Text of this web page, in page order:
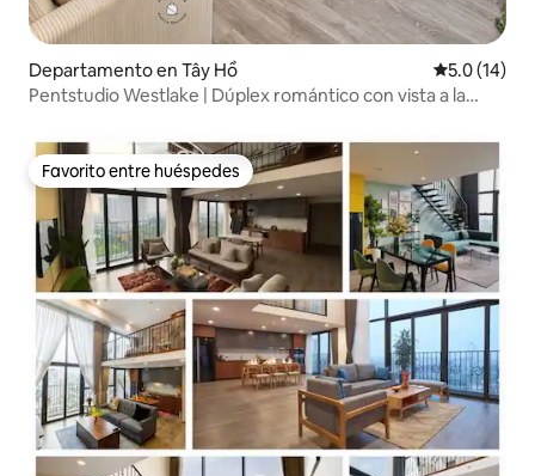
Departamento en Tây Hồ Calificación
5.0 (14)
Pentstudio Westlake | Dúplex romántico con vista a la
Favorito entre huéspedes
Favorito entre huéspedes